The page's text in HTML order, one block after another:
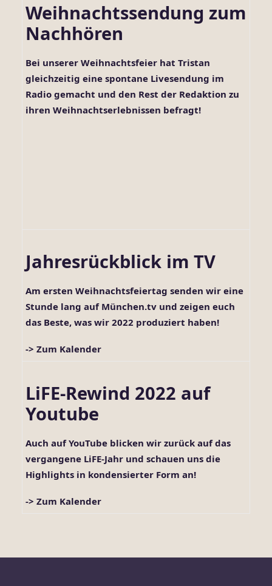
Weihnachtssendung zum
Nachhören
Bei unserer Weihnachtsfeier hat Tristan
gleichzeitig eine spontane Livesendung im
Radio gemacht und den Rest der Redaktion zu
ihren Weihnachtserlebnissen befragt!
Jahresrückblick im TV
Am ersten Weihnachtsfeiertag senden wir eine
Stunde lang auf München.tv und zeigen euch
das Beste, was wir 2022 produziert haben!
-> Zum Kalender
LiFE-Rewind 2022 auf
Youtube
Auch auf YouTube blicken wir zurück auf das
vergangene LiFE-Jahr und schauen uns die
Highlights in kondensierter Form an!
-> Zum Kalender